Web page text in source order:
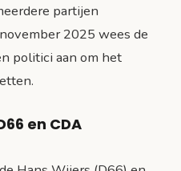
partijen
2025 wees de
politici aan om het
en CDA